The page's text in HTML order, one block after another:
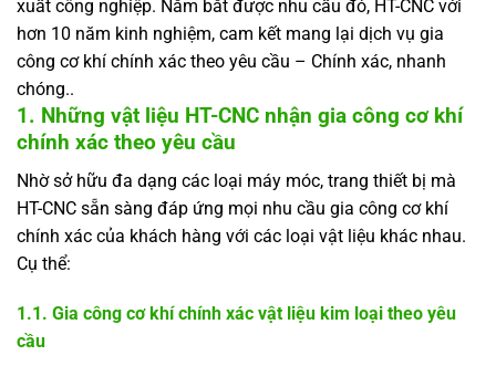
xuất công nghiệp. Nắm bắt được nhu cầu đó, HT-CNC với
hơn 10 năm kinh nghiệm, cam kết mang lại dịch vụ gia
công cơ khí chính xác theo yêu cầu – Chính xác, nhanh
chóng..
1. Những vật liệu HT-CNC nhận gia công cơ khí
chính xác theo yêu cầu
Nhờ sở hữu đa dạng các loại máy móc, trang thiết bị mà
HT-CNC sẵn sàng đáp ứng mọi nhu cầu gia công cơ khí
chính xác của khách hàng với các loại vật liệu khác nhau.
Cụ thể:
1.1. Gia công cơ khí chính xác vật liệu kim loại theo yêu
cầu